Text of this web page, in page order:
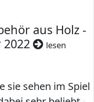
aus Holz -
2022
lesen
sie sehen im Spiel